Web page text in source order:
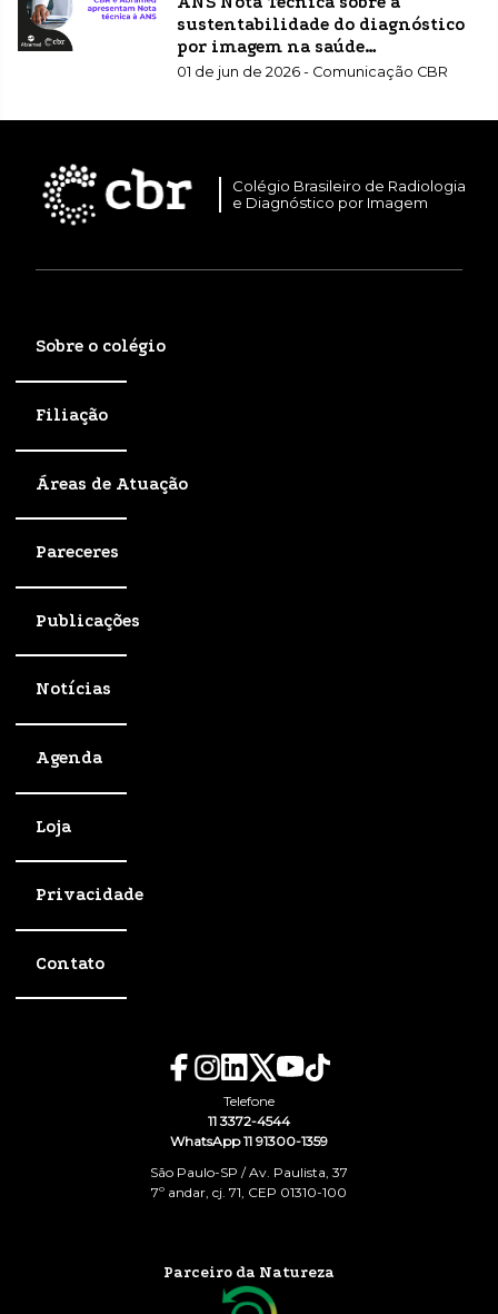
sustentabilidade do diagnóstico
por imagem na saúde
suplementar
01 de jun de 2026 - Comunicação CBR
Colégio Brasileiro de Radiologia
e Diagnóstico por Imagem
Sobre o colégio
Filiação
Áreas de Atuação
Pareceres
Publicações
Notícias
Agenda
Loja
Privacidade
Contato
Telefone
11 3372-4544
WhatsApp 11 91300-1359
São Paulo-SP / Av. Paulista, 37
7º andar, cj. 71, CEP 01310-100
Parceiro da Natureza